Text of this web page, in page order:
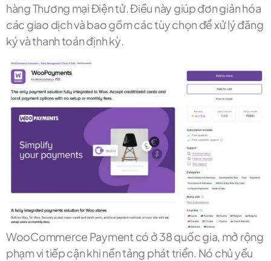
hàng Thương mại Điện tử. Điều này giúp đơn giản hóa
các giao dịch và bao gồm các tùy chọn để xử lý đăng
ký và thanh toán định kỳ.
WooCommerce Payment có ở 38 quốc gia, mở rộng
phạm vi tiếp cận khi nền tảng phát triển. Nó chủ yếu